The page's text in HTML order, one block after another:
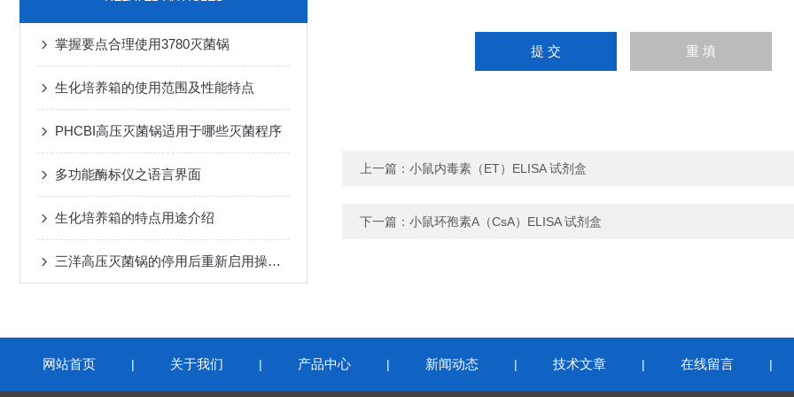
掌握要点合理使用3780灭菌锅
生化培养箱的使用范围及性能特点
PHCBI高压灭菌锅适用于哪些灭菌程序
多功能酶标仪之语言界面
生化培养箱的特点用途介绍
三洋高压灭菌锅的停用后重新启用操作流程
上一篇： 小鼠内毒素（ET）ELISA 试剂盒
下一篇： 小鼠环孢素A（CsA）ELISA 试剂盒
网站首页 | 关于我们 | 产品中心 | 新闻动态 | 技术文章 | 在线留言 |